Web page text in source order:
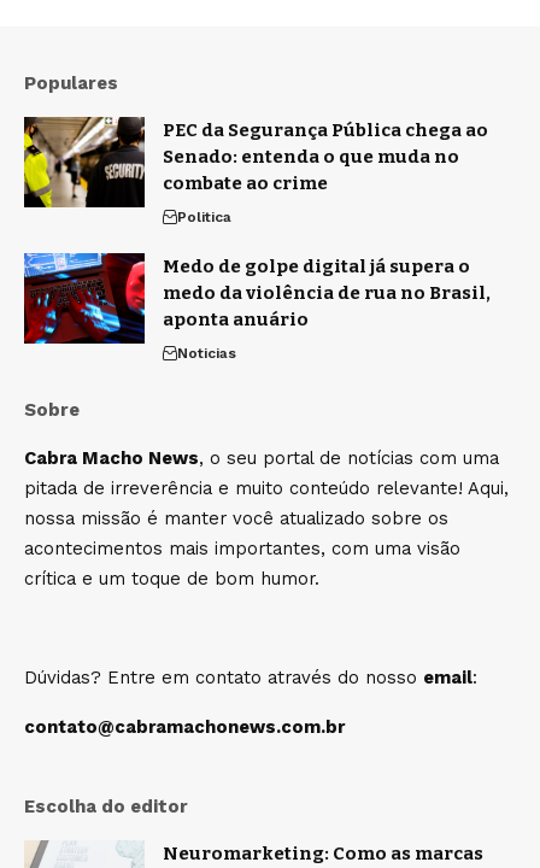
Populares
PEC da Segurança Pública chega ao
Senado: entenda o que muda no
combate ao crime
Politica
Medo de golpe digital já supera o
medo da violência de rua no Brasil,
aponta anuário
Noticias
Sobre
Cabra Macho News, o seu portal de notícias com uma
pitada de irreverência e muito conteúdo relevante! Aqui,
nossa missão é manter você atualizado sobre os
acontecimentos mais importantes, com uma visão
crítica e um toque de bom humor.
Dúvidas? Entre em contato através do nosso email:
contato@cabramachonews.com.br
Escolha do editor
Neuromarketing: Como as marcas